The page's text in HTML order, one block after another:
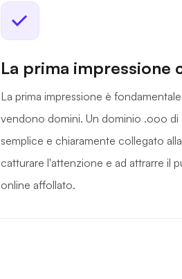
La prima impressione
La prima impressione è
vendono domini. Un dominio .ooo
semplice e chiaramente collegato
catturare l'attenzione e ad attrarre il
online affollato.